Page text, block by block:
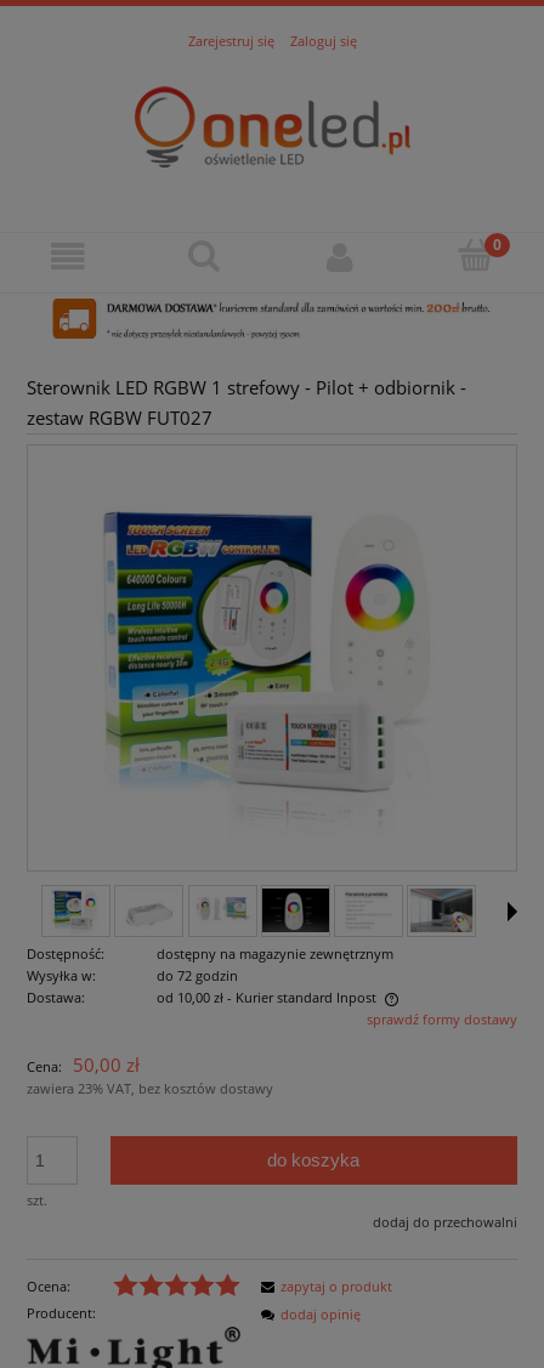
Zarejestruj się Zaloguj się
Sterownik LED RGBW 1 strefowy - Pilot + odbiornik -
zestaw RGBW FUT027
Dostępność:
dostępny na magazynie zewnętrznym
Wysyłka w:
do 72 godzin
Dostawa:
od 10,00 zł - Kurier standard Inpost
Cena nie zawiera ewentualnych kosztów płatnościsprawdź formy dostawy
Cena: 50,00 zł
zawiera 23% VAT, bez kosztów dostawy
szt.
do koszyka
dodaj do przechowalni
Ocena:
Producent:
zapytaj o produkt
dodaj opinię